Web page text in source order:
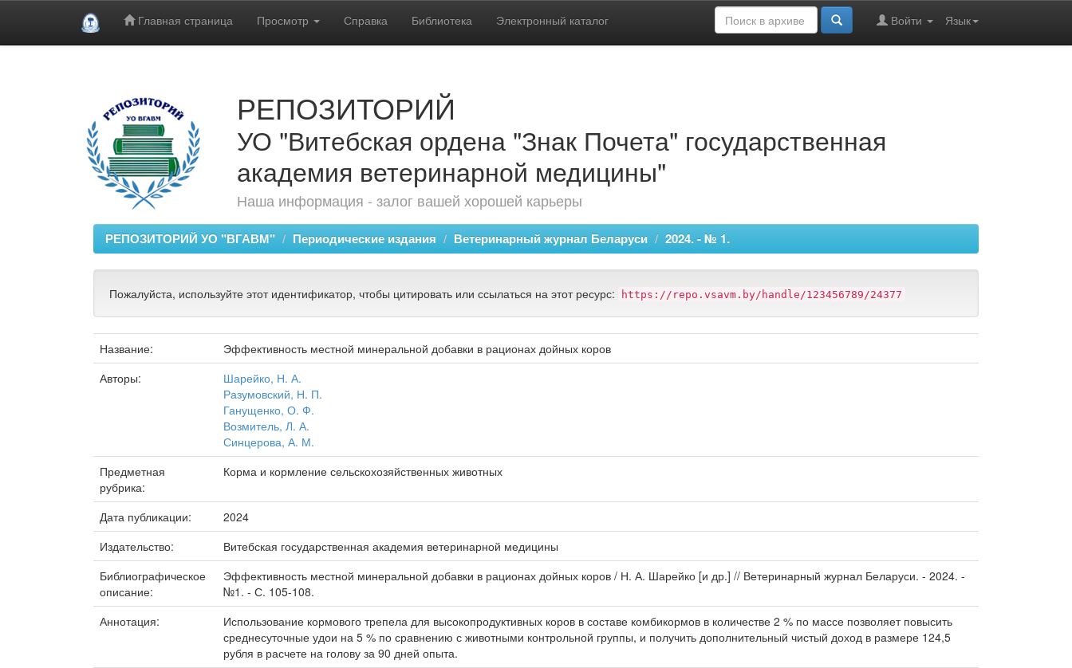
Главная страница Просмотр Справка Библиотека Электронный каталог Язык
Войти
РЕПОЗИТОРИЙ
УО "Витебская ордена "Знак Почета" государственная
академия ветеринарной медицины"
Наша информация - залог вашей хорошей карьеры
РЕПОЗИТОРИЙ УО "ВГАВМ" Периодические издания Ветеринарный журнал Беларуси 2024. - № 1.
Пожалуйста, используйте этот идентификатор, чтобы цитировать или ссылаться на этот ресурс: https://repo.vsavm.by/handle/123456789/24377
Название:
Эффективность местной минеральной добавки в рационах дойных коров
Авторы:
Шарейко, Н. А.
Разумовский, Н. П.
Ганущенко, О. Ф.
Возмитель, Л. А.
Синцерова, А. М.
Предметная
рубрика:
Корма и кормление сельскохозяйственных животных
Дата публикации:
2024
Издательство:
Витебская государственная академия ветеринарной медицины
Библиографическое
описание:
Эффективность местной минеральной добавки в рационах дойных коров / Н. А. Шарейко [и др.] // Ветеринарный журнал Беларуси. - 2024. -
№1. - С. 105-108.
Аннотация:
Использование кормового трепела для высокопродуктивных коров в составе комбикормов в количестве 2 % по массе позволяет повысить
среднесуточные удои на 5 % по сравнению с животными контрольной группы, и получить дополнительный чистый доход в размере 124,5
рубля в расчете на голову за 90 дней опыта.